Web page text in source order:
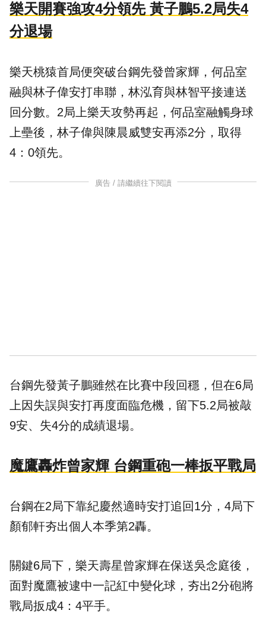
樂天開賽強攻4分領先 黃子鵬5.2局失4
分退場
樂天桃猿首局便突破台鋼先發曾家輝，何品室
融與林子偉安打串聯，林泓育與林智平接連送
回分數。2局上樂天攻勢再起，何品室融觸身球
上壘後，林子偉與陳晨威雙安再添2分，取得
4：0領先。
廣告 / 請繼續往下閱讀
台鋼先發黃子鵬雖然在比賽中段回穩，但在6局
上因失誤與安打再度面臨危機，留下5.2局被敲
9安、失4分的成績退場。
魔鷹轟炸曾家輝 台鋼重砲一棒扳平戰局
台鋼在2局下靠紀慶然適時安打追回1分，4局下
顏郁軒夯出個人本季第2轟。
關鍵6局下，樂天壽星曾家輝在保送吳念庭後，
面對魔鷹被逮中一記紅中變化球，夯出2分砲將
戰局扳成4：4平手。